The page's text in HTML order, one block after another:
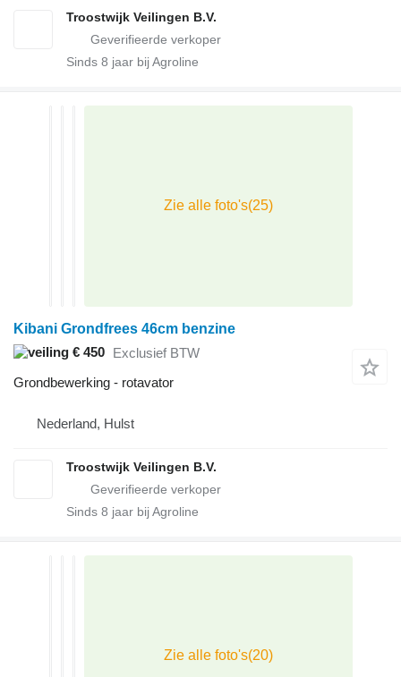
Troostwijk Veilingen B.V.
Sinds 8 jaar bij Agroline
Kibani Grondfrees 46cm benzine
€ 450 Exclusief BTW
Grondbewerking - rotavator
Nederland, Hulst
Troostwijk Veilingen B.V.
Sinds 8 jaar bij Agroline